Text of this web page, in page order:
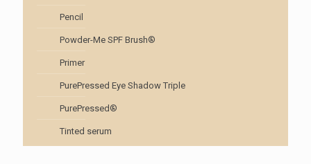
Pencil
Powder-Me SPF Brush®
Primer
PurePressed Eye Shadow Triple
PurePressed®
Tinted serum